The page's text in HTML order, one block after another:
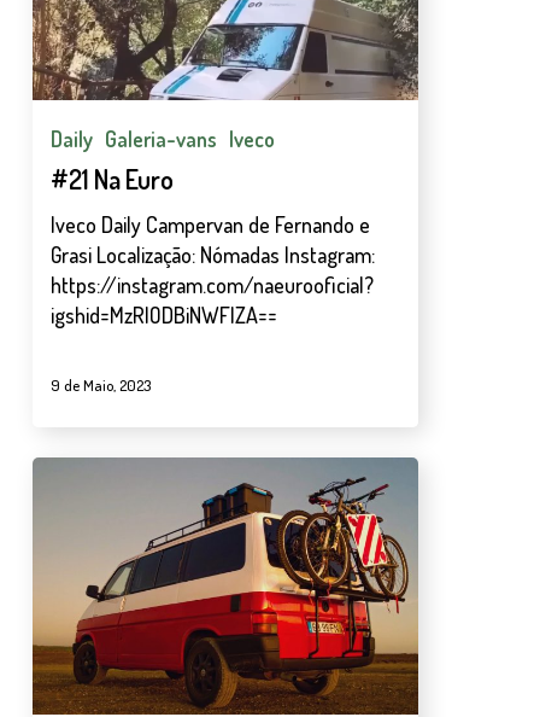
Daily Galeria-vans Iveco
#21 Na Euro
Iveco Daily Campervan de Fernando e
Grasi Localização: Nómadas Instagram:
https://instagram.com/naeurooficial?
igshid=MzRlODBiNWFlZA==
9 de Maio, 2023
#15